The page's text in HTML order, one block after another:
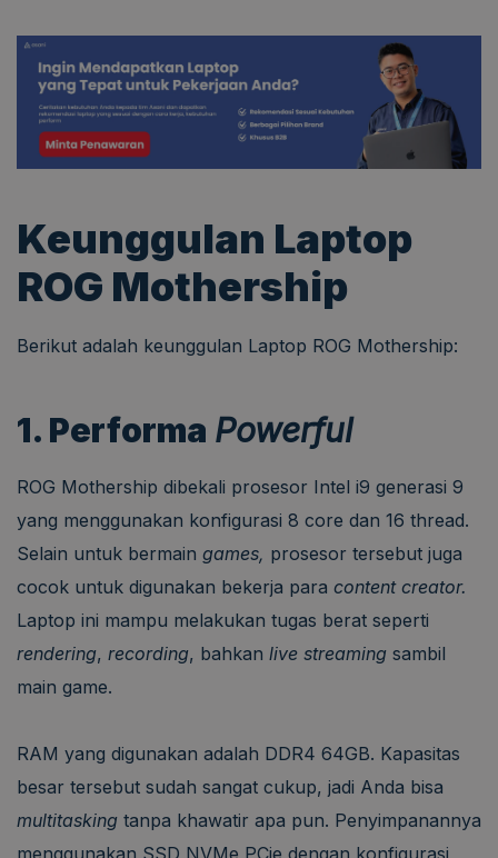
Keunggulan Laptop
ROG Mothership
Berikut adalah keunggulan Laptop ROG Mothership:
1. Performa Powerful
ROG Mothership dibekali prosesor Intel i9 generasi 9
yang menggunakan konfigurasi 8 core dan 16 thread.
Selain untuk bermain games, prosesor tersebut juga
cocok untuk digunakan bekerja para content creator.
Laptop ini mampu melakukan tugas berat seperti
rendering, recording, bahkan live streaming sambil
main game.
RAM yang digunakan adalah DDR4 64GB. Kapasitas
besar tersebut sudah sangat cukup, jadi Anda bisa
multitasking tanpa khawatir apa pun. Penyimpanannya
menggunakan SSD NVMe PCie dengan konfigurasi